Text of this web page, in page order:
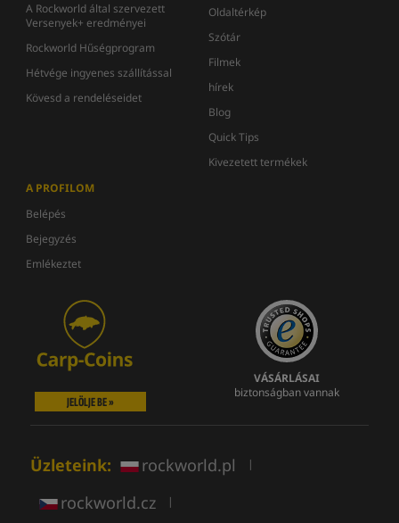
A Rockworld által szervezett
Versenyek+ eredményei
Rockworld Hűségprogram
Hétvége ingyenes szállítással
Kövesd a rendeléseidet
Oldaltérkép
Szótár
Filmek
hírek
Blog
Quick Tips
Kivezetett termékek
A PROFILOM
Belépés
Bejegyzés
Emlékeztet
JELÖLJE BE »
VÁSÁRLÁSAI
biztonságban vannak
Üzleteink: rockworld.pl |
rockworld.cz |